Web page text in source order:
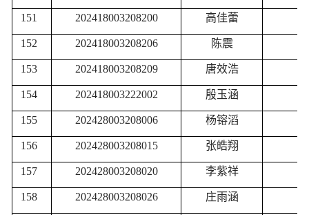
151 202418003208200 高佳蕾
152 202418003208206 陈震
153 202418003208209 唐效浩
154 202418003222002 殷玉涵
155 202428003208006 杨镕滔
156 202428003208015 张皓翔
157 202428003208020 李紫祥
158 202428003208026 庄雨涵